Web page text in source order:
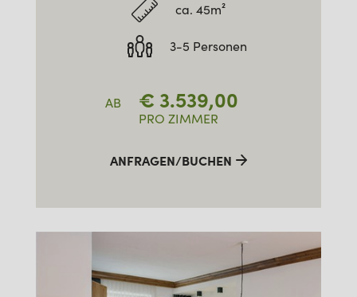
ca. 45m²
3-5 Personen
AB € 3.539,00
PRO ZIMMER
ANFRAGEN/BUCHEN